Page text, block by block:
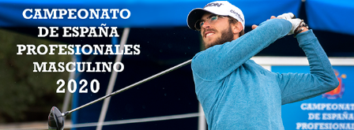
GOLF - Campeonato de España Masculino 2020 RFEG
2021